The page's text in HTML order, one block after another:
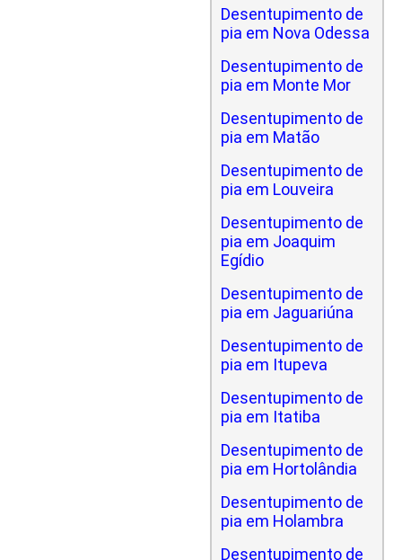
Desentupimento de
pia em Nova Odessa
Desentupimento de
pia em Monte Mor
Desentupimento de
pia em Matão
Desentupimento de
pia em Louveira
Desentupimento de
pia em Joaquim
Egídio
Desentupimento de
pia em Jaguariúna
Desentupimento de
pia em Itupeva
Desentupimento de
pia em Itatiba
Desentupimento de
pia em Hortolândia
Desentupimento de
pia em Holambra
Desentupimento de